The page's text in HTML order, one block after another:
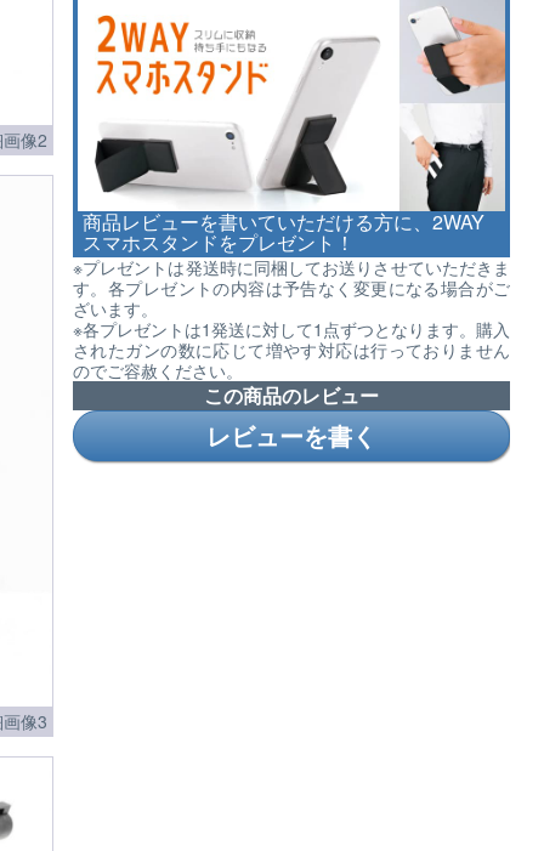
商品レビューを書いていただける方に、2WAY
スマホスタンドをプレゼント！
※プレゼントは発送時に同梱してお送りさせていただきま
す。各プレゼントの内容は予告なく変更になる場合がご
ざいます。
※各プレゼントは1発送に対して1点ずつとなります。購入
されたガンの数に応じて増やす対応は行っておりません
のでご容赦ください。
この商品のレビュー
レビューを書く
像2
像3